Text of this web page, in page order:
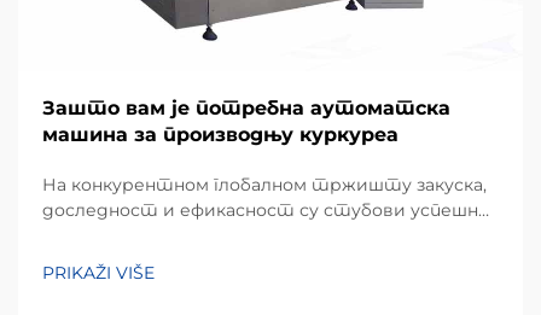
Зашто вам је потребна аутоматска
машина за производњу куркуреа
На конкурентном глобалном тржишту закуска,
доследност и ефикасност су стубови успешног
врста екструдиране кукурузне закуске позната
по свом јединственом неправилном облику и
PRIKAŽI VIŠE